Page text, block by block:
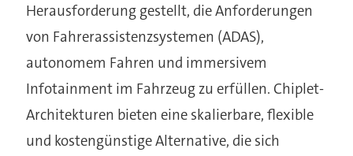
Herausforderung gestellt, die Anforderungen
von Fahrerassistenzsystemen (ADAS),
autonomem Fahren und immersivem
Infotainment im Fahrzeug zu erfüllen. Chiplet-
Architekturen bieten eine skalierbare, flexible
und kostengünstige Alternative, die sich